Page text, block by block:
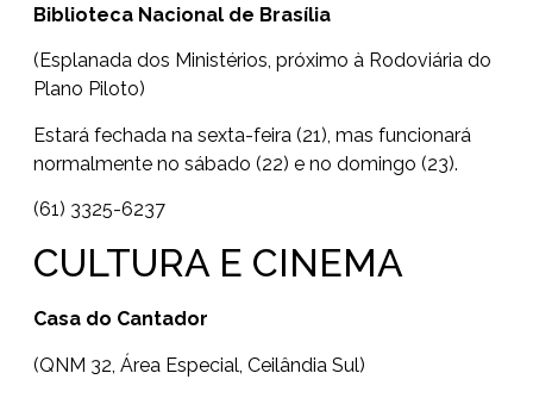
Biblioteca Nacional de Brasília
(Esplanada dos Ministérios, próximo à Rodoviária do
Plano Piloto)
Estará fechada na sexta-feira (21), mas funcionará
normalmente no sábado (22) e no domingo (23).
(61) 3325-6237
CULTURA E CINEMA
Casa do Cantador
(QNM 32, Área Especial, Ceilândia Sul)